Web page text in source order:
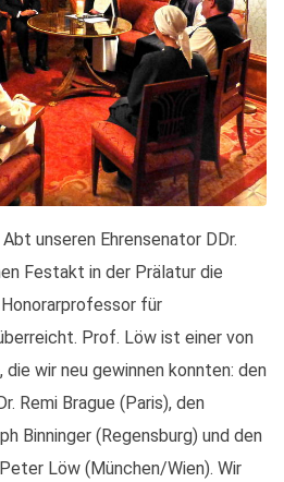
unseren Ehrensenator DDr.
Festakt in der Prälatur die
Honorarprofessor für
Prof. Löw ist einer von
wir neu gewinnen konnten: den
Remi Brague (Paris), den
Binninger (Regensburg) und den
Löw (München/Wien). Wir